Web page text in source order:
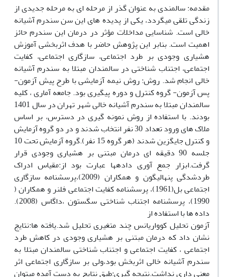
مقدمه: سالمندی به عنوان گذر از مرحله ای به مرحله جدیدی از
زندگی تلقی میگردد، یکی از پدیده های این سن سندرم آشیانه
خالی است. شناسایی مداخلات مؤثر در درمان این سندرم حائز
اهمیت است. بنابر این پژوهش حاضر با هدف اثربخشی آموزش
هشیاری وجودی بر طرد اجتماعی، سازگاری اجتماعی، کفایت
اجتماعی، اجتناب شناختی در سالمندان مبتلا به سندرم آشیانه
خالی انجام شد. روش: روش نیمه آزمایشی با طرح پیش آزمون-
پس آزمون- گروه کنترل و دوره پیگیری بود. جامعه آماری ، کلیه
سالمندان مبتلا به سندرم آشیانه خالی شهر تهران در سال 1401
بودند. با استفاده از روش نمونه گیری در دسترس، بر اساس
ملاک های ورود تعداد 30 نفر انتخاب شدند و در دو گروه آزمایش
و کنترل جایگزین شدند (هر گروه 15 نفر).گروه آزمایش تحت 10
جلسه 90 دقیقه ای درمان مبتنی بر هشیاری وجودی قرار
گرفت.ابزار جمع آوری دادهها عبارت بود از:مقیاس ادراک
طردشدگی پنهالیگون و همکاران (2009)،پرسشنامه سازگاری
اجتماعی بل(1961)، پرسشنامه کفایت اجتماعی فلنر و همکاران (
1990)، پرسشنامه اجتناب شناختی سگستون ،داگاس (2008).
داده ها با استفاده از
آزمون تحلیل کوواریانس چند متغیری تحلیل شد.یافته ها:نتایج
نشان داد که درمان مبتنی بر هشیاری وجودی در کاهش طرد
اجتماعی ، کفایت اجتماعی و اجتناب شناختی سالمندان مبتلا به
سندرم آشیانه خالی اثربخش بود،ولی بر سازگاری اجتماعی اثر
معنی داری نداشت.نتیجه گیری:طبق نتایج به دست آمده میتوان